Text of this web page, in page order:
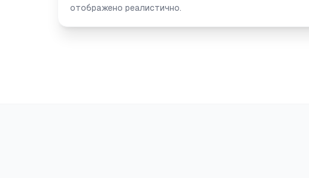
отображено реалистично.